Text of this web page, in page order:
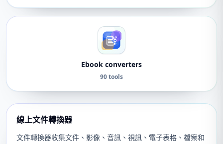
Ebook converters
90 tools
線上文件轉換器
文件轉換器收集文件、影像、音訊、視訊、電子表格、檔案和